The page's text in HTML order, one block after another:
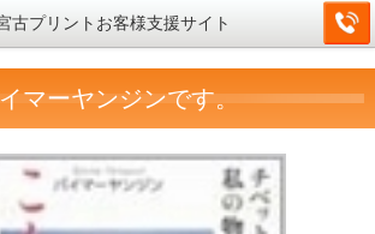
プリントお客様支援サイト
マーヤンジンです。